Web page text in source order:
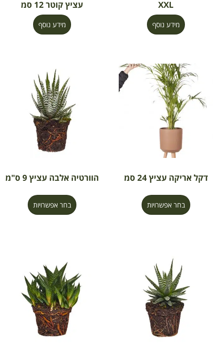
XXL
מידע נוסף
עציץ קוטר 12 סמ
מידע נוסף
דקל אריקה עציץ 24 סמ
בחר אפשרויות
הוורטיה אלבה עציץ 9 ס"מ
בחר אפשרויות